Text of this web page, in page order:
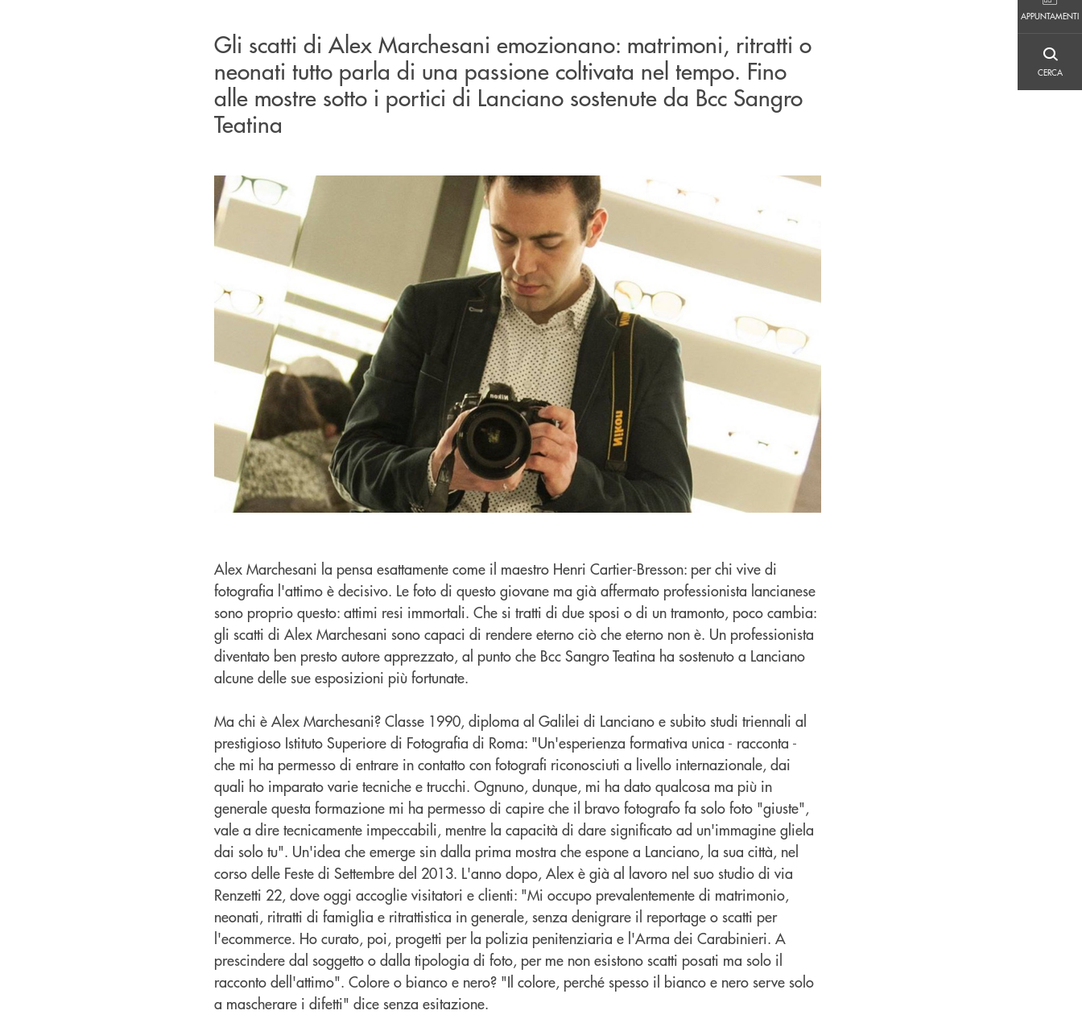
APPUNTAMENTI
CERCA
Gli scatti di Alex Marchesani emozionano: matrimoni, ritratti o
neonati tutto parla di una passione coltivata nel tempo. Fino
alle mostre sotto i portici di Lanciano sostenute da Bcc Sangro
Teatina
Alex Marchesani la pensa esattamente come il maestro Henri Cartier-Bresson: per chi vive di
fotografia l'attimo è decisivo. Le foto di questo giovane ma già affermato professionista lancianese
sono proprio questo: attimi resi immortali. Che si tratti di due sposi o di un tramonto, poco cambia:
gli scatti di Alex Marchesani sono capaci di rendere eterno ciò che eterno non è. Un professionista
diventato ben presto autore apprezzato, al punto che Bcc Sangro Teatina ha sostenuto a Lanciano
alcune delle sue esposizioni più fortunate.
Ma chi è Alex Marchesani? Classe 1990, diploma al Galilei di Lanciano e subito studi triennali al
prestigioso Istituto Superiore di Fotografia di Roma: "Un'esperienza formativa unica - racconta -
che mi ha permesso di entrare in contatto con fotografi riconosciuti a livello internazionale, dai
quali ho imparato varie tecniche e trucchi. Ognuno, dunque, mi ha dato qualcosa ma più in
generale questa formazione mi ha permesso di capire che il bravo fotografo fa solo foto "giuste",
vale a dire tecnicamente impeccabili, mentre la capacità di dare significato ad un'immagine gliela
dai solo tu". Un'idea che emerge sin dalla prima mostra che espone a Lanciano, la sua città, nel
corso delle Feste di Settembre del 2013. L'anno dopo, Alex è già al lavoro nel suo studio di via
Renzetti 22, dove oggi accoglie visitatori e clienti: "Mi occupo prevalentemente di matrimonio,
neonati, ritratti di famiglia e ritrattistica in generale, senza denigrare il reportage o scatti per
l'ecommerce. Ho curato, poi, progetti per la polizia penitenziaria e l'Arma dei Carabinieri. A
prescindere dal soggetto o dalla tipologia di foto, per me non esistono scatti posati ma solo il
racconto dell'attimo". Colore o bianco e nero? "Il colore, perché spesso il bianco e nero serve solo
a mascherare i difetti" dice senza esitazione.